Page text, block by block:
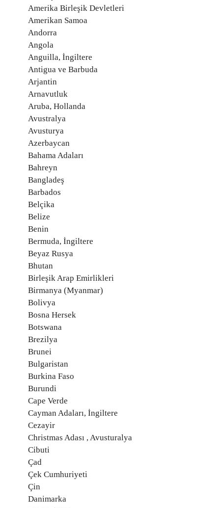
Amerika Birleşik Devletleri
Amerikan Samoa
Andorra
Angola
Anguilla, İngiltere
Antigua ve Barbuda
Arjantin
Arnavutluk
Aruba, Hollanda
Avustralya
Avusturya
Azerbaycan
Bahama Adaları
Bahreyn
Bangladeş
Barbados
Belçika
Belize
Benin
Bermuda, İngiltere
Beyaz Rusya
Bhutan
Birleşik Arap Emirlikleri
Birmanya (Myanmar)
Bolivya
Bosna Hersek
Botswana
Brezilya
Brunei
Bulgaristan
Burkina Faso
Burundi
Cape Verde
Cayman Adaları, İngiltere
Cezayir
Christmas Adası , Avusturalya
Cibuti
Çad
Çek Cumhuriyeti
Çin
Danimarka